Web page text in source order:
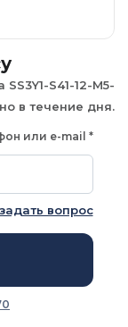
S41-12-M5-
в течение дня.
или e-mail *
вопрос